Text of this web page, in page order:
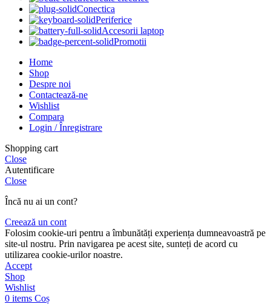
Conectica
Periferice
Accesorii laptop
Promotii
Home
Shop
Despre noi
Contactează-ne
Wishlist
Compara
Login / Înregistrare
Shopping cart
Close
Autentificare
Close
Încă nu ai un cont?
Creează un cont
Folosim cookie-uri pentru a îmbunătăți experiența dumneavoastră pe
site-ul nostru. Prin navigarea pe acest site, sunteți de acord cu
utilizarea cookie-urilor noastre.
Accept
Shop
Wishlist
0 items Coș